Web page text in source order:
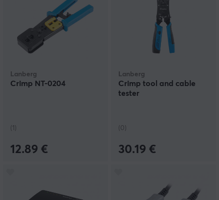
Lanberg
Crimp NT-0204
(1)
12.89 €
Lanberg
Crimp tool and cable
tester
(0)
30.19 €